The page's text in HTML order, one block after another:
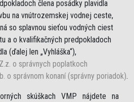
člena posádky plavidla
na vnútrozemskej vodnej ceste,
so splavnou sieťou vodných ciest
a o kvalifikačných predpokladoch
(ďalej len „Vyhláška“),
o správnych poplatkoch
o správnom konaní (správny poriadok).
skúškach VMP nájdete na